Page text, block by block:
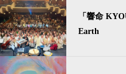
「響命
Earth